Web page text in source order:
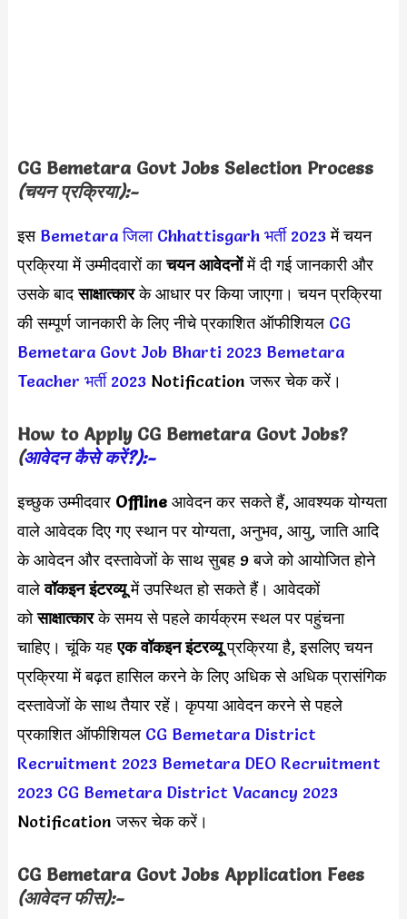
CG Bemetara Govt Jobs Selection Process
(चयन प्रक्रिया):-
इस Bemetara जिला Chhattisgarh भर्ती 2023में चयन
प्रक्रिया में उम्मीदवारों काचयन आवेदनोंमें दी गई जानकारी और
उसके बादसाक्षात्कारके आधार पर किया जाएगा। चयन प्रक्रिया
की सम्पूर्ण जानकारी के लिए नीचे प्रकाशित ऑफीशियल CG
Bemetara Govt Job Bharti 2023 Bemetara
Teacher भर्ती 2023Notification जरूर चेक करें।
How to Apply CG Bemetara Govt Jobs?
(आवेदन कैसे करें?):-
इच्छुक उम्मीदवार Offline आवेदन कर सकते हैं, आवश्यक योग्यता
वाले आवेदक दिए गए स्थान पर योग्यता, अनुभव, आयु, जाति आदि
के आवेदन और दस्तावेजों के साथ सुबह 9 बजे को आयोजित होने
वालेवॉकइन इंटरव्यूमें उपस्थित हो सकते हैं। आवेदकों
कोसाक्षात्कारके समय से पहले कार्यक्रम स्थल पर पहुंचना
चाहिए। चूंकि यहएक वॉकइन इंटरव्यूप्रक्रिया है, इसलिए चयन
प्रक्रिया में बढ़त हासिल करने के लिए अधिक से अधिक प्रासंगिक
दस्तावेजों के साथ तैयार रहें। कृपया आवेदन करने से पहले
प्रकाशित ऑफीशियल CG Bemetara District
Recruitment 2023 Bemetara DEO Recruitment
2023 CG Bemetara District Vacancy 2023
Notification जरूर चेक करें।
CG Bemetara Govt Jobs Application Fees
(आवेदन फीस):-